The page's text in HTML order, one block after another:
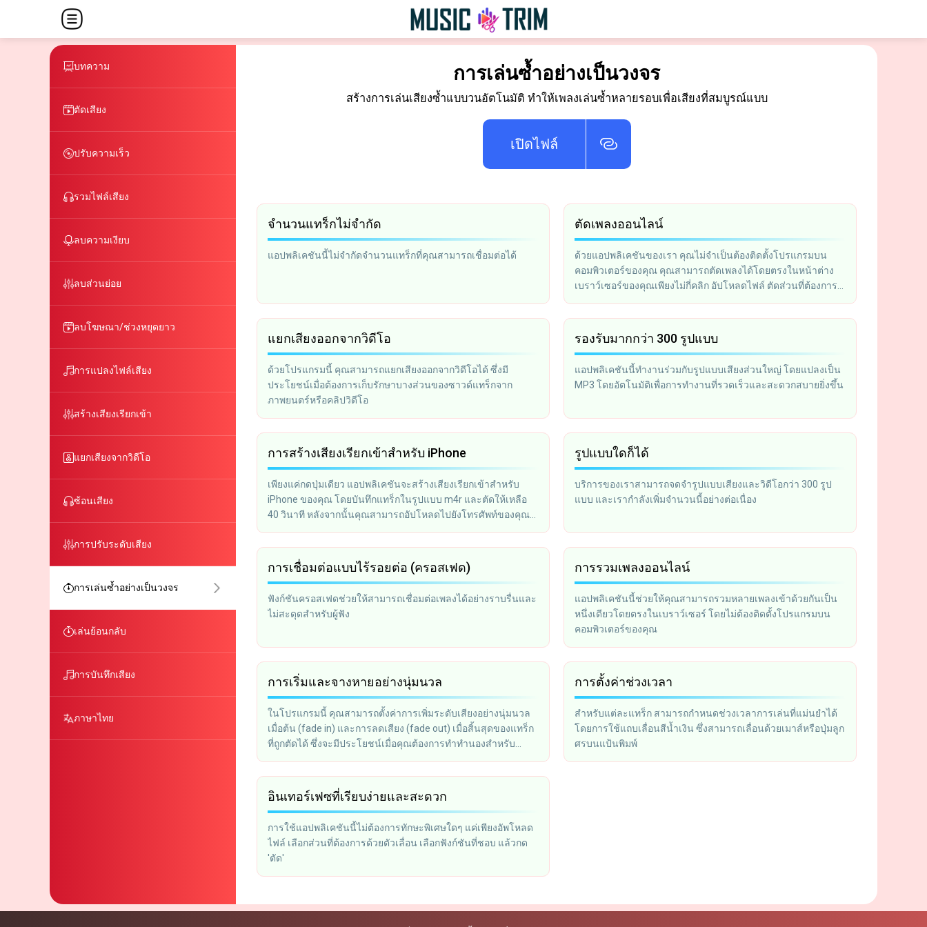
บทความ
ตัดเสียง
ปรับความเร็ว
รวมไฟล์เสียง
ลบความเงียบ
ลบส่วนย่อย
ลบโฆษณา/ช่วงหยุดยาว
การแปลงไฟล์เสียง
สร้างเสียงเรียกเข้า
แยกเสียงจากวิดีโอ
ซ้อนเสียง
การปรับระดับเสียง
การเล่นซ้ำอย่างเป็นวงจร
เล่นย้อนกลับ
การบันทึกเสียง
ภาษาไทย
การเล่นซ้ำอย่างเป็นวงจร
สร้างการเล่นเสียงซ้ำแบบวนอัตโนมัติ ทำให้เพลงเล่นซ้ำหลายรอบเพื่อเสียงที่สมบูรณ์แบบ
เปิดไฟล์
จำนวนแทร็กไม่จำกัด
แอปพลิเคชันนี้ไม่จำกัดจำนวนแทร็กที่คุณสามารถเชื่อมต่อได้
ตัดเพลงออนไลน์
ด้วยแอปพลิเคชันของเรา คุณไม่จำเป็นต้องติดตั้งโปรแกรมบน
คอมพิวเตอร์ของคุณ คุณสามารถตัดเพลงได้โดยตรงในหน้าต่าง
เบราว์เซอร์ของคุณเพียงไม่กี่คลิก อัปโหลดไฟล์ ตัดส่วนที่ต้องการ
แยกเสียงออกจากวิดีโอ
ด้วยโปรแกรมนี้ คุณสามารถแยกเสียงออกจากวิดีโอได้ ซึ่งมี
ประโยชน์เมื่อต้องการเก็บรักษาบางส่วนของซาวด์แทร็กจาก
ภาพยนตร์หรือคลิปวิดีโอ
รองรับมากกว่า 300 รูปแบบ
แอปพลิเคชันนี้ทำงานร่วมกับรูปแบบเสียงส่วนใหญ่ โดยแปลงเป็น
MP3 โดยอัตโนมัติเพื่อการทำงานที่รวดเร็วและสะดวกสบายยิ่งขึ้น
การสร้างเสียงเรียกเข้าสำหรับ iPhone
เพียงแค่กดปุ่มเดียว แอปพลิเคชันจะสร้างเสียงเรียกเข้าสำหรับ
iPhone ของคุณ โดยบันทึกแทร็กในรูปแบบ m4r และตัดให้เหลือ
40 วินาที หลังจากนั้นคุณสามารถอัปโหลดไปยังโทรศัพท์ของคุณ
รูปแบบใดก็ได้
บริการของเราสามารถจดจำรูปแบบเสียงและวิดีโอกว่า 300 รูป
แบบ และเรากำลังเพิ่มจำนวนนี้อย่างต่อเนื่อง
การเชื่อมต่อแบบไร้รอยต่อ (ครอสเฟด)
ฟังก์ชันครอสเฟดช่วยให้สามารถเชื่อมต่อเพลงได้อย่างราบรื่นและ
ไม่สะดุดสำหรับผู้ฟัง
การรวมเพลงออนไลน์
แอปพลิเคชันนี้ช่วยให้คุณสามารถรวมหลายเพลงเข้าด้วยกันเป็น
หนึ่งเดียวโดยตรงในเบราว์เซอร์ โดยไม่ต้องติดตั้งโปรแกรมบน
คอมพิวเตอร์ของคุณ
การเริ่มและจางหายอย่างนุ่มนวล
ในโปรแกรมนี้ คุณสามารถตั้งค่าการเพิ่มระดับเสียงอย่างนุ่มนวล
เมื่อต้น (fade in) และการลดเสียง (fade out) เมื่อสิ้นสุดของแทร็ก
ที่ถูกตัดได้ ซึ่งจะมีประโยชน์เมื่อคุณต้องการทำทำนองสำหรับ
การตั้งค่าช่วงเวลา
สำหรับแต่ละแทร็ก สามารถกำหนดช่วงเวลาการเล่นที่แม่นยำได้
โดยการใช้แถบเลื่อนสีน้ำเงิน ซึ่งสามารถเลื่อนด้วยเมาส์หรือปุ่มลูก
ศรบนแป้นพิมพ์
อินเทอร์เฟซที่เรียบง่ายและสะดวก
การใช้แอปพลิเคชันนี้ไม่ต้องการทักษะพิเศษใดๆ แค่เพียงอัพโหลด
ไฟล์ เลือกส่วนที่ต้องการด้วยตัวเลื่อน เลือกฟังก์ชันที่ชอบ แล้วกด
'ตัด'